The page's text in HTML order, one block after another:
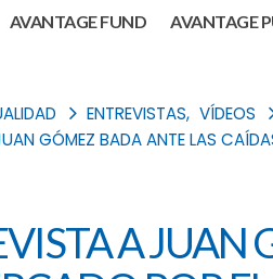
AVANTAGE FUND AVANTAGE
ENTREVISTAS, VÍDEOS
GÓMEZ BADA ANTE LAS
A JUAN